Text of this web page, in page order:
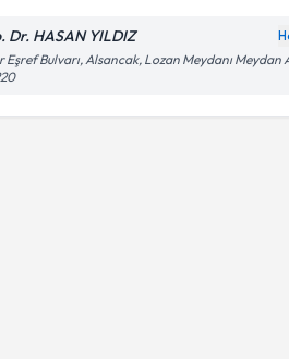
Dr. HASAN YILDIZ
Eşref Bulvarı, Alsancak, Lozan Meydanı Meydan